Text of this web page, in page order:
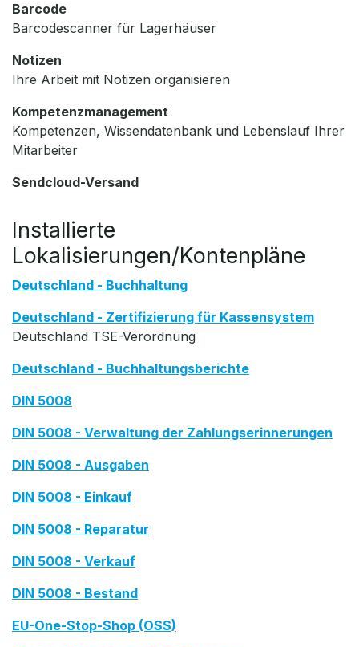
Barcode
Barcodescanner für Lagerhäuser
Notizen
Ihre Arbeit mit Notizen organisieren
Kompetenzmanagement
Kompetenzen, Wissendatenbank und Lebenslauf Ihrer
Mitarbeiter
Sendcloud-Versand
Installierte
Lokalisierungen/Kontenpläne
Deutschland - Buchhaltung
Deutschland - Zertifizierung für Kassensystem
Deutschland TSE-Verordnung
Deutschland - Buchhaltungsberichte
DIN 5008
DIN 5008 - Verwaltung der Zahlungserinnerungen
DIN 5008 - Ausgaben
DIN 5008 - Einkauf
DIN 5008 - Reparatur
DIN 5008 - Verkauf
DIN 5008 - Bestand
EU-One-Stop-Shop (OSS)